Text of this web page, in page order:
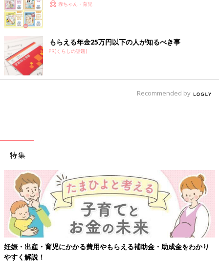
赤ちゃん・育児
もらえる年金25万円以下の人が知るべき事
PR(くらしの話題)
Recommended by
特集
妊娠・出産・育児にかかる費用やもらえる補助金・助成金をわかり
やすく解説！